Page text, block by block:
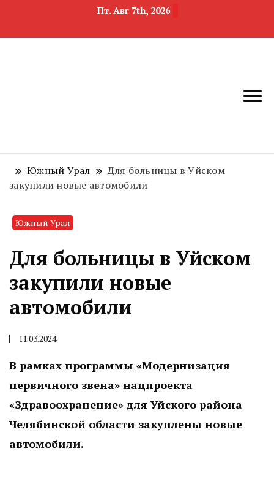
Пт. Авг 7th, 2026
область
недвижимости
Южный Урал
Для больницы в Уйском
закупили новые автомобили
Южный Урал
Для больницы в Уйском
закупили новые
автомобили
11.03.2024
В рамках программы «Модернизация
первичного звена» нацпроекта
«Здравоохранение» для Уйского района
Челябинской области закуплены новые
автомобили.